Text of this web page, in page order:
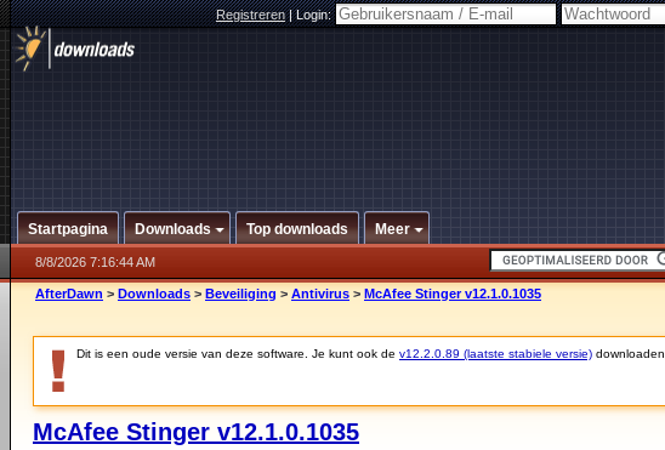
Registreren|Login:
Startpagina Downloads Top downloads Meer
8/8/2026 7:16:44 AM
AfterDawn > Downloads > Beveiliging > Antivirus > McAfee Stinger v12.1.0.1035
Dit is een oude versie van deze software. Je kunt ook de v12.2.0.89 (laatste stabiele versie) downloaden.
McAfee Stinger v12.1.0.1035